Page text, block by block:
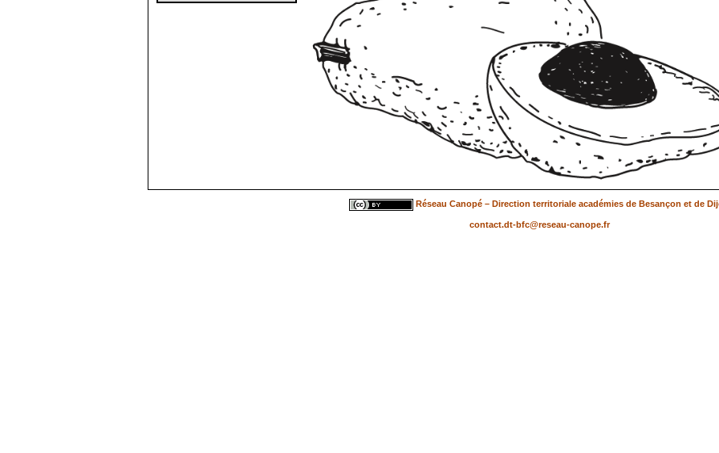
Réseau Canopé – Direction territoriale académies de Besançon et de
contact.dt-bfc@reseau-canope.fr